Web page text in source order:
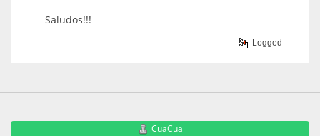
Saludos!!!
Logged
CuaCua